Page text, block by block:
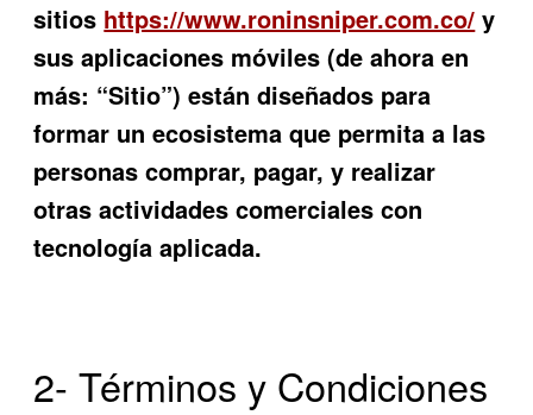
sitios https://www.roninsniper.com.co/ y
sus aplicaciones móviles (de ahora en
más: “Sitio”) están diseñados para
formar un ecosistema que permita a las
personas comprar, pagar, y realizar
otras actividades comerciales con
tecnología aplicada.
2- Términos y Condiciones